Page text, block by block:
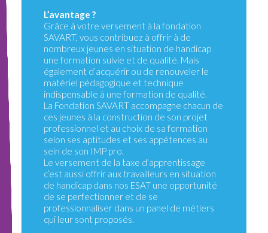
L’avantage ?
Grâce à votre versement à la fondation
SAVART, vous contribuez à offrir à de
nombreux jeunes en situation de handicap
une formation suivie et de qualité. Mais
également d’acquérir ou de renouveler le
matériel pédagogique et technique
indispensable à une formation de qualité.
La Fondation SAVART accompagne chacun de
ces jeunes à la construction de son projet
professionnel et au choix de sa formation
selon ses aptitudes et ses appétences au
sein de son IMP pro.
Le versement de la taxe d’apprentissage
c’est aussi offrir aux travailleurs en situation
de handicap dans nos ESAT une opportunité
de se perfectionner et de se
professionnaliser dans un panel de métiers
qui leur sont proposés.